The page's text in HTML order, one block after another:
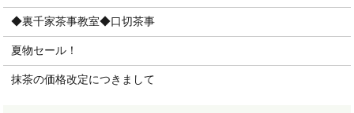
◆裏千家茶事教室◆口切茶事
夏物セール！
抹茶の価格改定につきまして